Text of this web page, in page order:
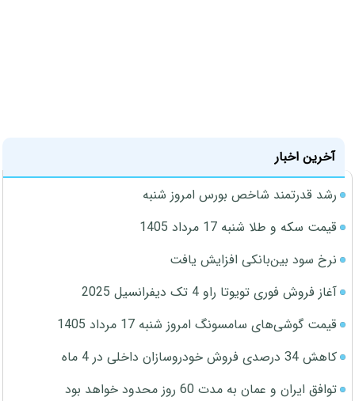
آخرین اخبار
رشد قدرتمند شاخص بورس امروز شنبه
قیمت سکه و طلا شنبه 17 مرداد 1405
نرخ سود بین‌بانکی افزایش یافت
آغاز فروش فوری تویوتا راو 4 تک دیفرانسیل 2025
قیمت گوشی‌های سامسونگ امروز شنبه 17 مرداد 1405
کاهش 34 درصدی فروش خودروسازان داخلی در 4 ماه
توافق ایران و عمان به مدت 60 روز محدود خواهد بود